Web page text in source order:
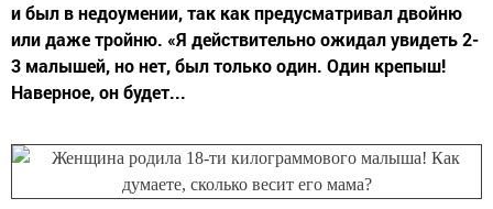
и был в недоумении, так как предусматривал двойню
или даже тройню. «Я действительно ожидал увидеть 2-
3 малышей, но нет, был только один. Один крепыш!
Наверное, он будет...